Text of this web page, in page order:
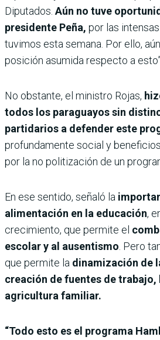
Diputados. Aún no tuve
presidente Peña, por las
tuvimos esta semana. Por ello,
posición asumida respecto a
No obstante, el ministro Rojas,
todos los paraguayos sin
partidarios a defender este
profundamente social y
por la no politización de un
En ese sentido, señaló la
alimentación en la educación,
crecimiento, que permite el
escolar y al ausentismo . Pero
que permite la dinamización de
creación de fuentes de trabajo,
agricultura familiar.
“Todo esto es el programa